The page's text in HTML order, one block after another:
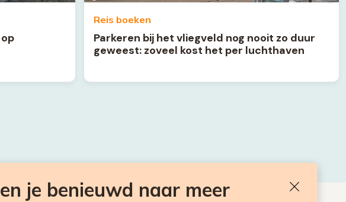
Reis boeken
Parkeren bij het vliegveld nog nooit zo duur
geweest: zoveel kost het per luchthaven
je benieuwd naar meer